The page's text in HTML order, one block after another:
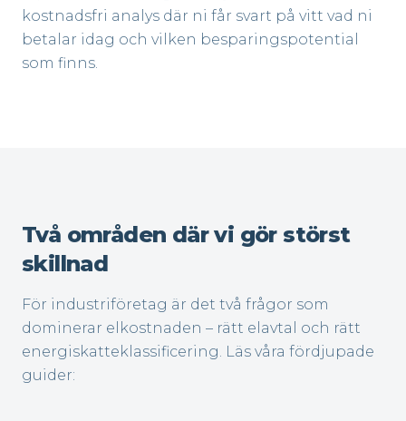
kostnadsfri analys där ni får svart på vitt vad ni
betalar idag och vilken besparingspotential
som finns.
Två områden där vi gör störst
skillnad
För industriföretag är det två frågor som
dominerar elkostnaden – rätt elavtal och rätt
energiskatteklassificering. Läs våra fördjupade
guider: